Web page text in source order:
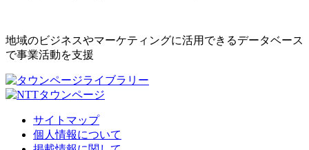
地域のビジネスやマーケティングに活用できるデータベース
で事業活動を支援
サイトマップ
個人情報について